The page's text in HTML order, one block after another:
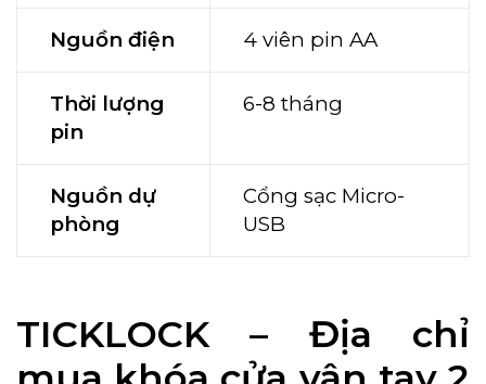
Nguồn điện 4 viên pin AA
Thời lượng
pin
6-8 tháng
Nguồn dự
phòng
Cổng sạc Micro-
USB
TICKLOCK – Địa chỉ